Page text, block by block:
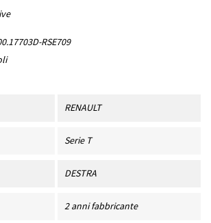
RSE709
RENAULT
Serie T
DESTRA
2 anni fabbricante